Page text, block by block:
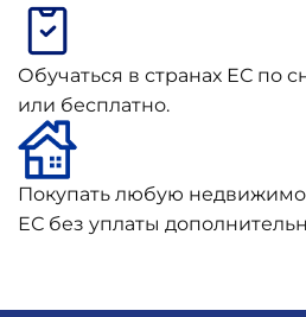
Обучаться в странах ЕС по
или бесплатно.
Покупать любую
ЕС без уплаты